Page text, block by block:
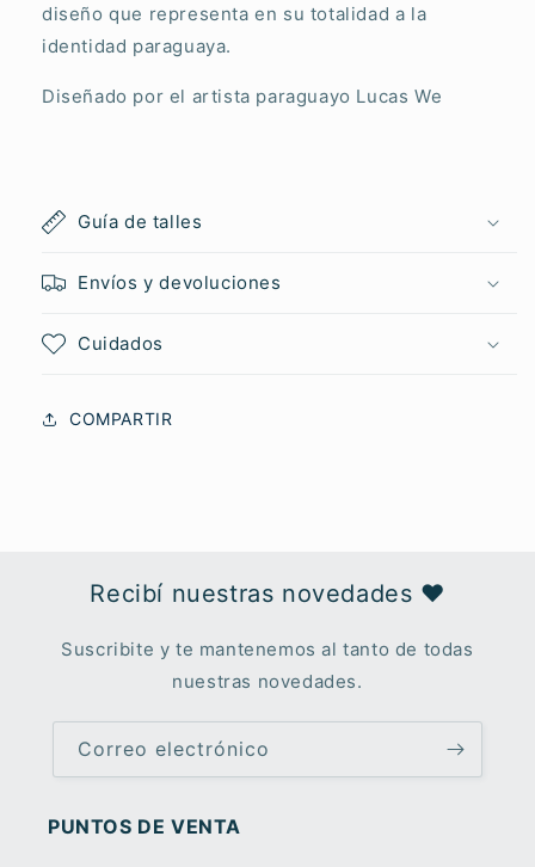
diseño que representa en su totalidad a la
identidad paraguaya.
Diseñado por el artista paraguayo Lucas We
Guía de talles
Envíos y devoluciones
Cuidados
COMPARTIR
Recibí nuestras novedades ♥︎
Suscribite y te mantenemos al tanto de todas
nuestras novedades.
Correo electrónico
PUNTOS DE VENTA